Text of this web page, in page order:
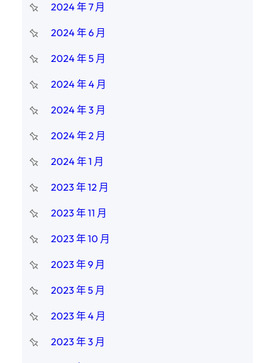
2024 年 7 月
2024 年 6 月
2024 年 5 月
2024 年 4 月
2024 年 3 月
2024 年 2 月
2024 年 1 月
2023 年 12 月
2023 年 11 月
2023 年 10 月
2023 年 9 月
2023 年 5 月
2023 年 4 月
2023 年 3 月